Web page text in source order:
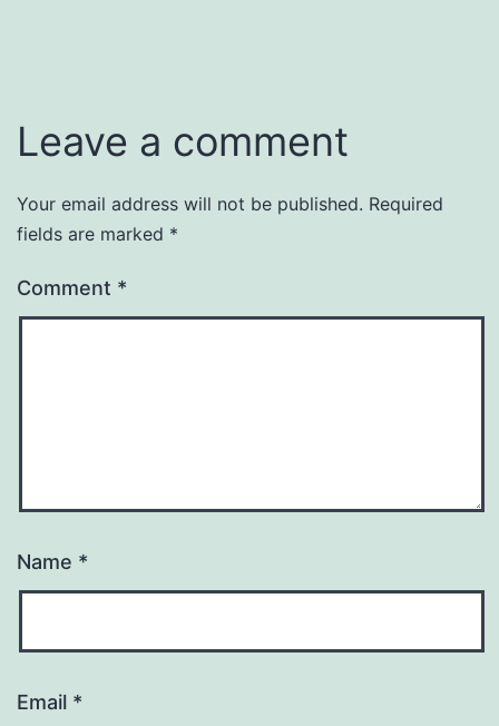
Leave a comment
Your email address will not be published. Required
fields are marked *
Comment *
Name *
Email *